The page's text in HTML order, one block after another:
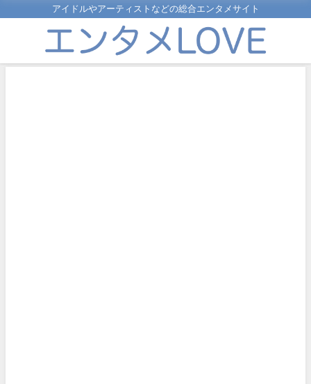
アイドルやアーティストなどの総合エンタメサイト